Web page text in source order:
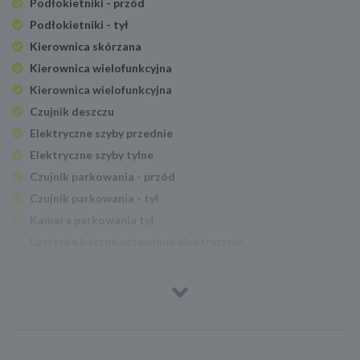
Podłokietniki - przód
Podłokietniki - tył
Kierownica skórzana
Kierownica wielofunkcyjna
Kierownica wielofunkcyjna
Czujnik deszczu
Elektryczne szyby przednie
Elektryczne szyby tylne
Czujnik parkowania - przód
Czujnik parkowania - tył
Lusterka boczne składane elektrycznie